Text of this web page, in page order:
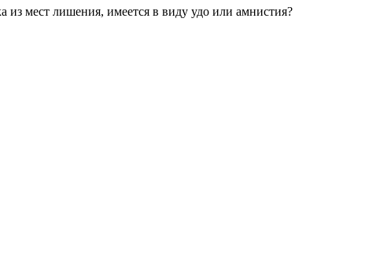
мест лишения, имеется в виду удо или амнистия?